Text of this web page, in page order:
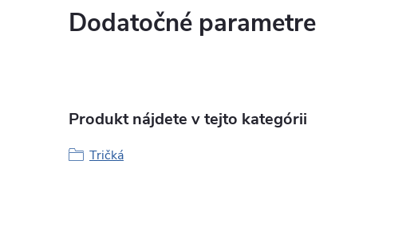
Dodatočné parametre
Produkt nájdete v tejto kategórii
Tričká